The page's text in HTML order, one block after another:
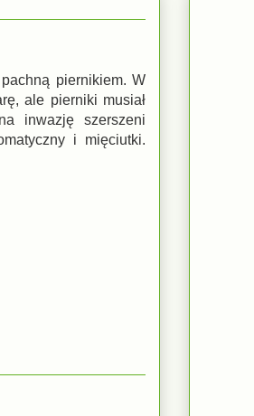
piernikiem. W
ale pierniki musiał
inwazję szerszeni
i mięciutki.